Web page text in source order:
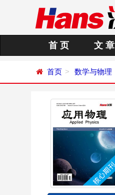
首 页 文 章
首页 数学与物理